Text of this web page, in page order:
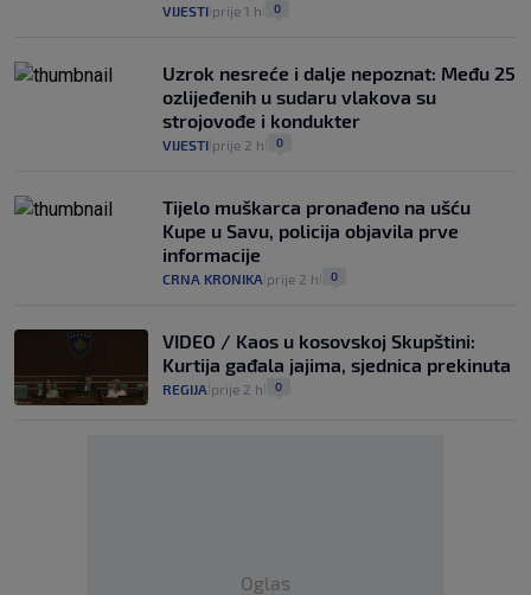
VIJESTI prije 1 h 0
Uzrok nesreće i dalje nepoznat: Među 25
ozlijeđenih u sudaru vlakova su
strojovođe i kondukter
VIJESTI prije 2 h 0
Tijelo muškarca pronađeno na ušću
Kupe u Savu, policija objavila prve
informacije
CRNA KRONIKA prije 2 h 0
VIDEO / Kaos u kosovskoj Skupštini:
Kurtija gađala jajima, sjednica prekinuta
REGIJA prije 2 h 0
Oglas